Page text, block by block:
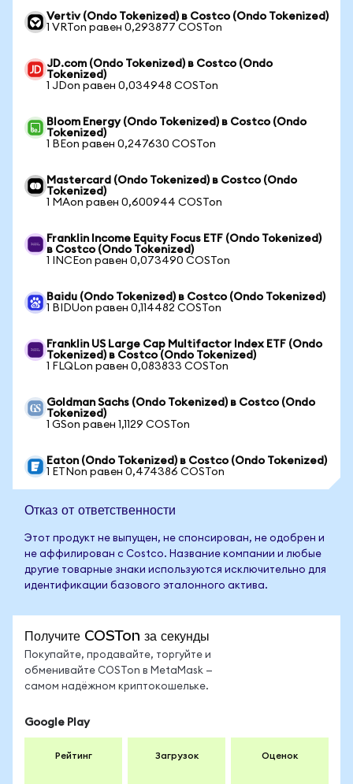
Vertiv (Ondo Tokenized) в Costco (Ondo Tokenized)
1 VRTon равен 0,293877 COSTon
JD.com (Ondo Tokenized) в Costco (Ondo
Tokenized)
1 JDon равен 0,034948 COSTon
Bloom Energy (Ondo Tokenized) в Costco (Ondo
Tokenized)
1 BEon равен 0,247630 COSTon
Mastercard (Ondo Tokenized) в Costco (Ondo
Tokenized)
1 MAon равен 0,600944 COSTon
Franklin Income Equity Focus ETF (Ondo Tokenized)
в Costco (Ondo Tokenized)
1 INCEon равен 0,073490 COSTon
Baidu (Ondo Tokenized) в Costco (Ondo Tokenized)
1 BIDUon равен 0,114482 COSTon
Franklin US Large Cap Multifactor Index ETF (Ondo
Tokenized) в Costco (Ondo Tokenized)
1 FLQLon равен 0,083833 COSTon
Goldman Sachs (Ondo Tokenized) в Costco (Ondo
Tokenized)
1 GSon равен 1,1129 COSTon
Eaton (Ondo Tokenized) в Costco (Ondo Tokenized)
1 ETNon равен 0,474386 COSTon
Отказ от ответственности
Этот продукт не выпущен, не спонсирован, не одобрен и
не аффилирован с Costco. Название компании и любые
другие товарные знаки используются исключительно для
идентификации базового эталонного актива.
Получите COSTon за секунды
Покупайте, продавайте, торгуйте и
обменивайте COSTon в MetaMask —
самом надёжном криптокошельке.
Google Play
Рейтинг Загрузок Оценок